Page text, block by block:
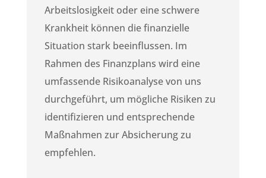
Arbeitslosigkeit oder eine schwere
Krankheit können die finanzielle
Situation stark beeinflussen. Im
Rahmen des Finanzplans wird eine
umfassende Risikoanalyse von uns
durchgeführt, um mögliche Risiken zu
identifizieren und entsprechende
Maßnahmen zur Absicherung zu
empfehlen.